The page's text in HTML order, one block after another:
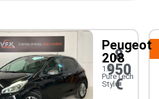
Peugeot
208
1.2
PureTech
Style
8
950
€